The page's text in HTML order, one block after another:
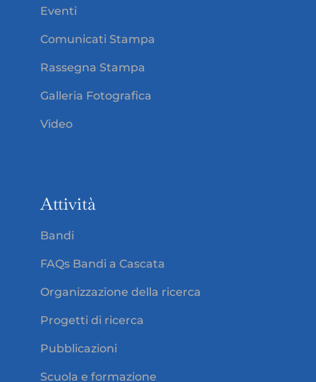
Eventi
Comunicati Stampa
Rassegna Stampa
Galleria Fotografica
Video
Attività
Bandi
FAQs Bandi a Cascata
Organizzazione della ricerca
Progetti di ricerca
Pubblicazioni
Scuola e formazione